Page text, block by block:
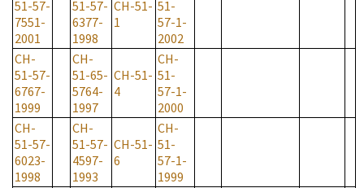
51-57-
7551-
2001
51-57-
6377-
1998
CH-51-
1
51-
57-1-
2002
CH-
51-57-
6767-
1999
CH-
51-65-
5764-
1997
CH-51-
4
CH-
51-
57-1-
2000
CH-
51-57-
6023-
1998
CH-
51-57-
4597-
1993
CH-51-
6
CH-
51-
57-1-
1999